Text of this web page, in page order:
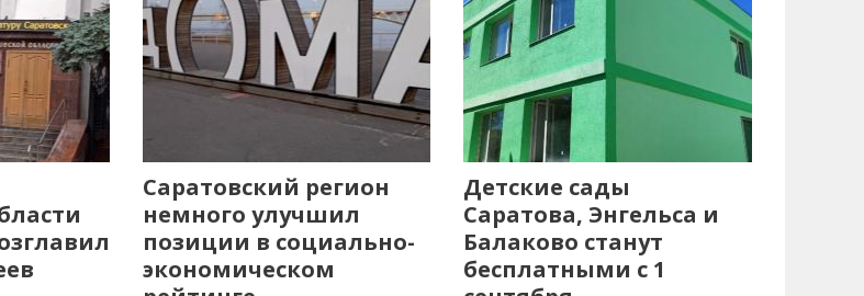
Саратовский регион
немного улучшил
позиции в социально-
экономическом
Детские сады
Саратова, Энгельса и
Балаково станут
бесплатными с 1